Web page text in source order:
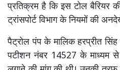
प्रतिक्रम है कि इस टोल बैरियर
ट्रांसपोर्ट विभाग के नियमों की
पैट्रोल पंप के मालिक हरप्रीत सिंह
पटीशन नंबर 14527 के माध्यम से